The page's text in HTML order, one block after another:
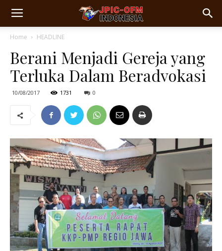
Home HEADLINE
Berani Menjadi Gereja yang
Terluka Dalam Beradvokasi
10/08/2017 1731 0